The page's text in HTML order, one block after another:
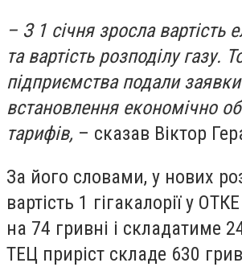
– З 1 січня зросла вартість
та вартість розподілу газу.
підприємства подали
встановлення економічно
тарифів, – сказав Віктор
За його словами, у нових
вартість 1 гігакалорії у
на 74 гривні і складатиме
ТЕЦ приріст складе 630